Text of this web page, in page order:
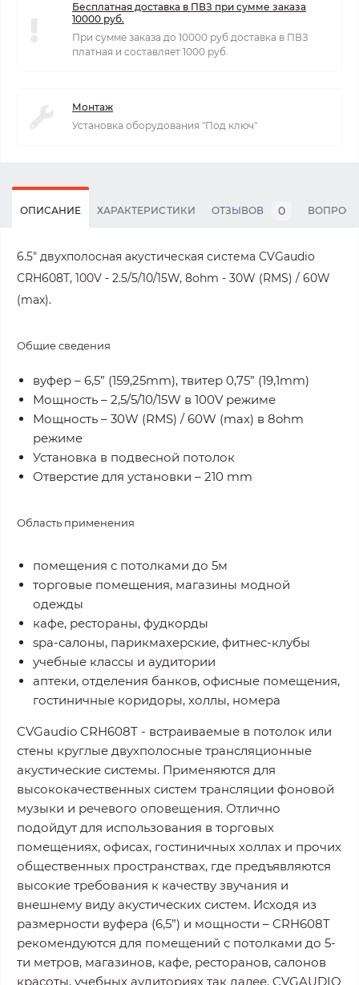
Бесплатная доставка в ПВЗ при сумме заказа
10000 руб.
При сумме заказа до 10000 руб доставка в ПВЗ
платная и составляет 1000 руб.
Монтаж
Установка оборудования "Под ключ"
ОПИСАНИЕ ХАРАКТЕРИСТИКИ ОТЗЫВОВ 0
6.5″ двухполосная акустическая система CVGaudio
CRH608T, 100V - 2.5/5/10/15W, 8ohm - 30W (RMS) / 60W
(max).
Общие сведения
вуфер – 6,5” (159,25mm), твитер 0,75” (19,1mm)
Мощность – 2,5/5/10/15W в 100V режиме
Мощность – 30W (RMS) / 60W (max) в 8ohm
режиме
Установка в подвесной потолок
Отверстие для установки – 210 mm
Область применения
помещения с потолками до 5м
торговые помещения, магазины модной
одежды
кафе, рестораны, фудкорды
spa-салоны, парикмахерские, фитнес-клубы
учебные классы и аудитории
аптеки, отделения банков, офисные помещения,
гостиничные коридоры, холлы, номера
CVGaudio CRH608T - встраиваемые в потолок или
стены круглые двухполосные трансляционные
акустические системы. Применяются для
высококачественных систем трансляции фоновой
музыки и речевого оповещения. Отлично
подойдут для использования в торговых
помещениях, офисах, гостиничных холлах и прочих
общественных пространствах, где предъявляются
высокие требования к качеству звучания и
внешнему виду акустических систем. Исходя из
размерности вуфера (6,5”) и мощности – CRH608T
рекомендуются для помещений с потолками до 5-
ти метров, магазинов, кафе, ресторанов, салонов
красоты, учебных аудиториях так далее. CVGAUDIO